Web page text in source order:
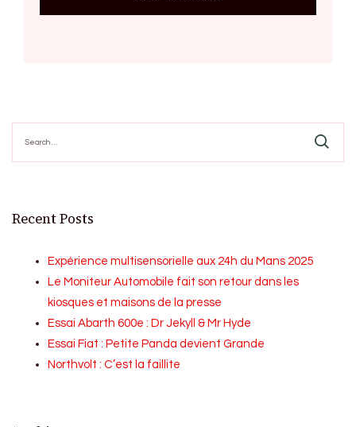
for:
Recent Posts
Expérience multisensorielle aux 24h du Mans 2025
Le Moniteur Automobile fait son retour dans les
kiosques et maisons de la presse
Essai Abarth 600e : Dr Jekyll & Mr Hyde
Essai Fiat : Petite Panda devient Grande
Northvolt : C’est la faillite